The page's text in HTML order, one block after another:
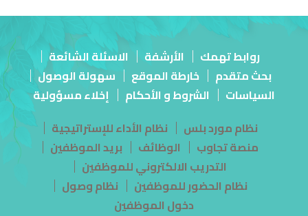
روابط تهمك الأرشفة
الاسئلة الشائعة
بحث متقدم
خارطة الموقع
سهولة الوصول
السياسات
الشروط و الأحكام
إخلاء مسؤولية
نظام مورد بلس
نظام الأداء للإستراتيجية
منصة تجاوب
الوظائف
بريد الموظفين
التدريب الالكتروني للموظفين
نظام الحضور للموظفين
نظام وصول
دخول الموظفين